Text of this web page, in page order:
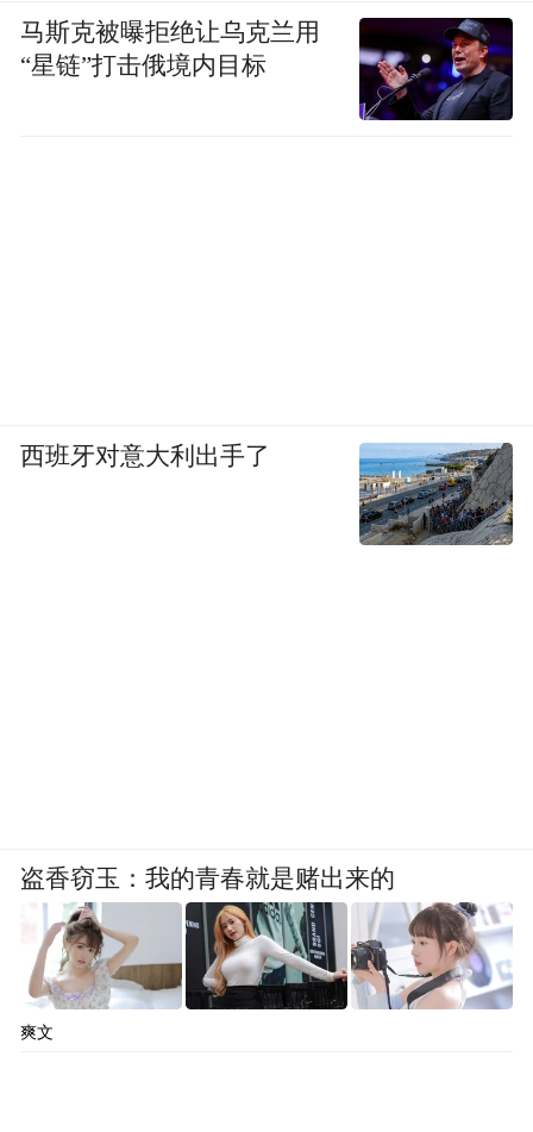
马斯克被曝拒绝让乌克兰用
“星链”打击俄境内目标
西班牙对意大利出手了
盗香窃玉：我的青春就是赌出来的
爽文